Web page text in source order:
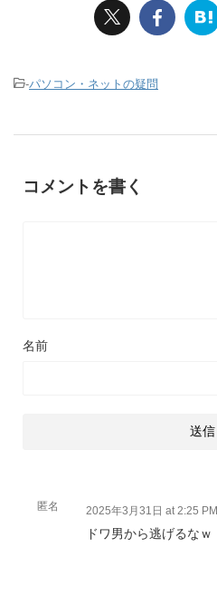
-パソコン・ネットの疑問
コメントを書く
名前
匿名 2025年3月31日 at 2:25 PM
ドワ男から逃げるなｗ